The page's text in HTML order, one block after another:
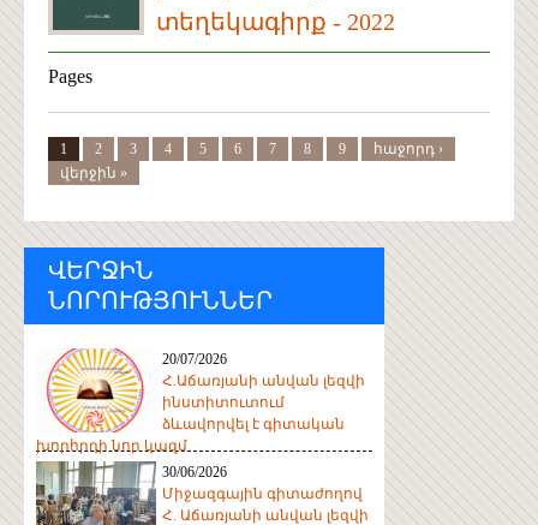
տեղեկագիրք - 2022
Pages
1 2 3 4 5 6 7 8 9
հաջորդ ›
վերջին »
ՎԵՐՋԻՆ
ՆՈՐՈՒԹՅՈՒՆՆԵՐ
20/07/2026
Հ.Աճառյանի անվան լեզվի
ինստիտուտում
ձևավորվել է գիտական
խորհրդի նոր կազմ
30/06/2026
Միջազգային գիտաժողով
Հ. Աճառյանի անվան լեզվի